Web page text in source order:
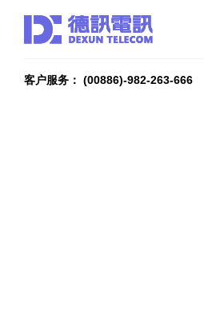
客户服务： (00886)-982-263-666